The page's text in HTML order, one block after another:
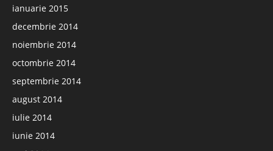
ianuarie 2015
decembrie 2014
noiembrie 2014
octombrie 2014
septembrie 2014
august 2014
iulie 2014
iunie 2014